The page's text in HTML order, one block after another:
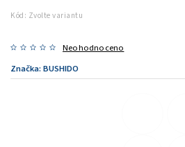
Kód: Zvolte variantu
Neohodnoceno
Značka: BUSHIDO